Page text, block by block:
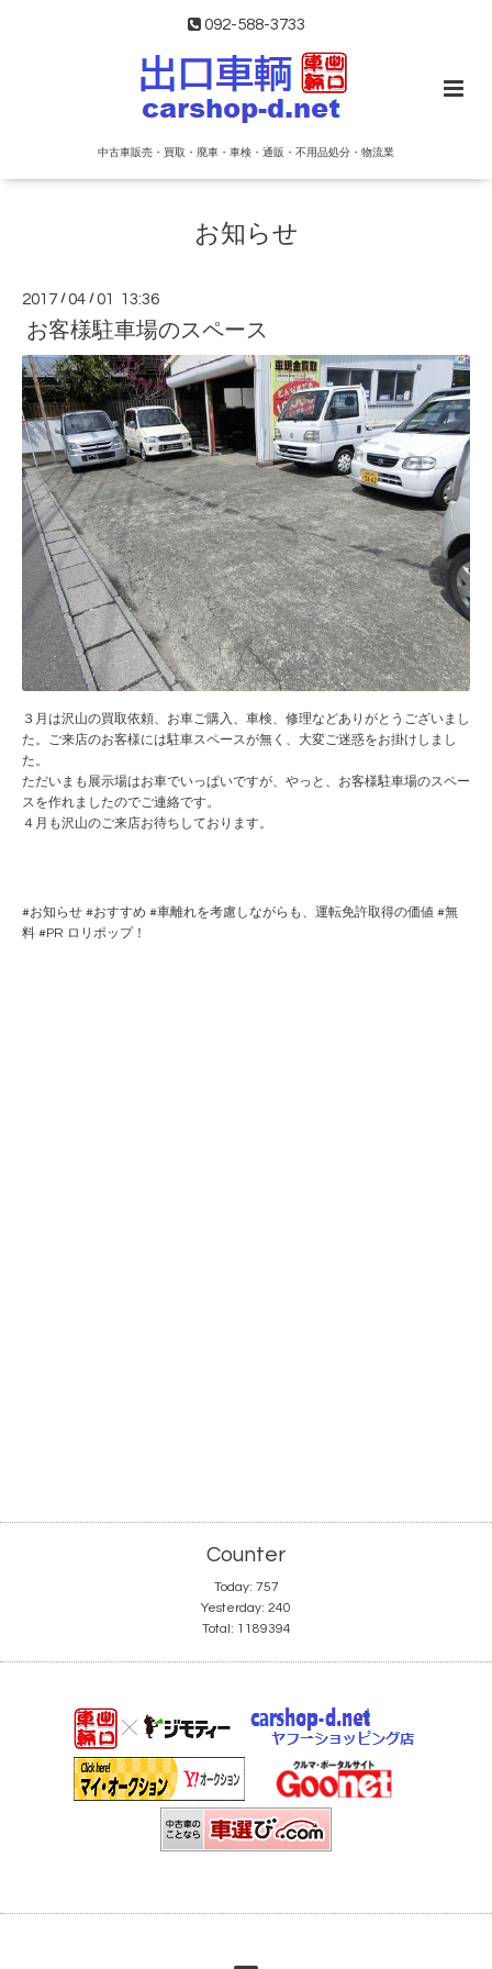
092-588-3733
中古車販売・買取・廃車・車検・通販・不用品処分・物流業
お知らせ
2017 /04 /01 13:36
お客様駐車場のスペース
３月は沢山の買取依頼、お車ご購入、車検、修理などありがとうございまし
た。ご来店のお客様には駐車スペースが無く、大変ご迷惑をお掛けしまし
た。
ただいまも展示場はお車でいっぱいですが、やっと、お客様駐車場のスペー
スを作れましたのでご連絡です。
４月も沢山のご来店お待ちしております。
#お知らせ #おすすめ #車離れを考慮しながらも、運転免許取得の価値 #無
料 #PR ロリポップ！
Counter
Today: 757
Yesterday: 240
Total: 1189394